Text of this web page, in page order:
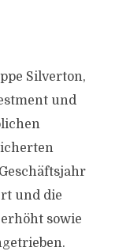
Silverton,
und
und die
sowie